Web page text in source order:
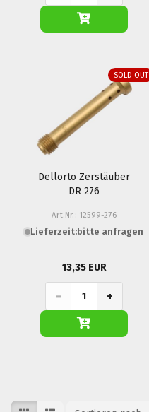
SOLD OUT
Dellorto Zerstäuber
DR 276
Art.Nr.: 12599-276
Lieferzeit:bitte anfragen
13,35 EUR
− +